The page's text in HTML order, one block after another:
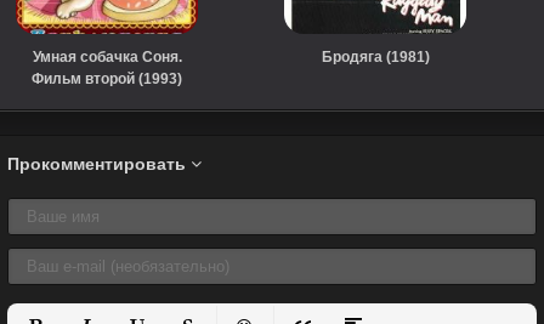
Умная собачка Соня.
Фильм второй (1993)
Бродяга (1981)
Прокомментировать